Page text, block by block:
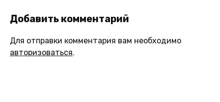
Добавить комментарий
Для отправки комментария вам необходимо
авторизоваться.